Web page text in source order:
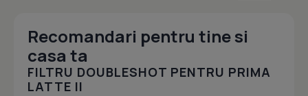
Recomandari pentru tine si
casa ta
FILTRU DOUBLESHOT PENTRU PRIMA
LATTE II